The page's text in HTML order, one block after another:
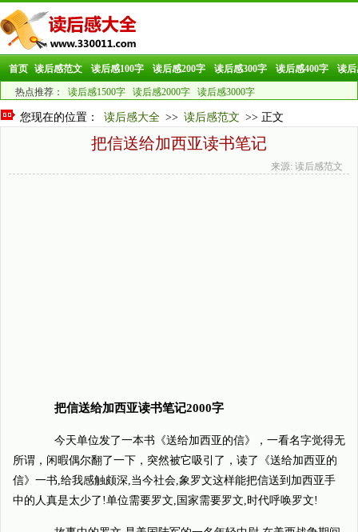
首页 读后感范文 读后感100字 读后感200字 读后感300字 读后感400字 读后
热点推荐： 读后感1500字 读后感2000字 读后感3000字
您现在的位置： 读后感大全 >> 读后感范文 >> 正文
把信送给加西亚读书笔记
来源: 读后感范文
把信送给加西亚读书笔记2000字
今天单位发了一本书《送给加西亚的信》，一看名字觉得无
所谓，闲暇偶尔翻了一下，突然被它吸引了，读了《送给加西亚的
信》一书,给我感触颇深,当今社会,象罗文这样能把信送到加西亚手
中的人真是太少了!单位需要罗文,国家需要罗文,时代呼唤罗文!